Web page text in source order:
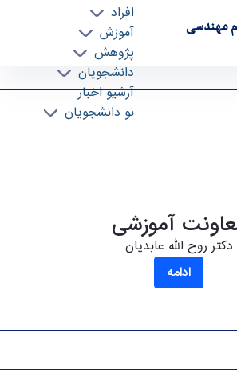
مهندسی
افراد
آموزش
پژوهش
دانشجویان
آرشیو اخبار
نو دانشجویان
تحصیلات تکمیلی - دانشکده
آموزشی
دکتر روح الله عابدیان
ادامه